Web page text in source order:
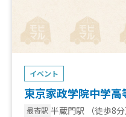
イベント
東京家政学院中学
最寄駅 半蔵門駅 （徒歩8分